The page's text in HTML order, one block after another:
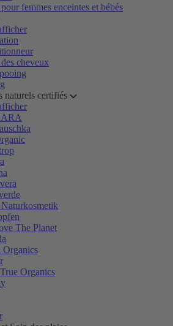
femmes enceintes et bébés
cheveux
naturels certifiés
Naturkosmetik
The Planet
Organics